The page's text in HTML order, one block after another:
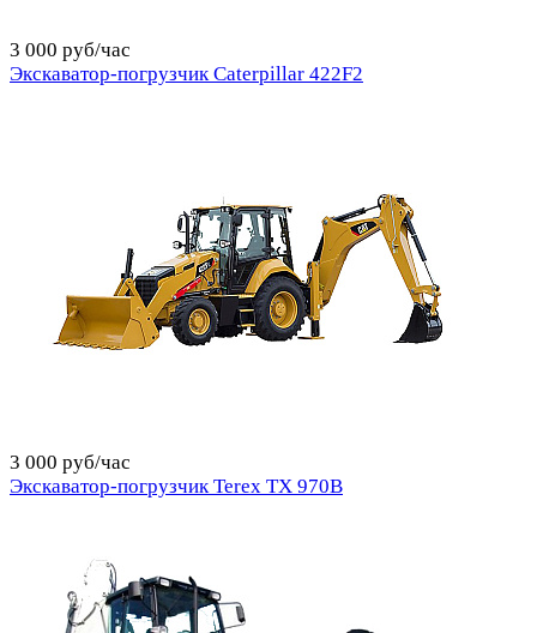
3 000 руб/час
Экскаватор-погрузчик Caterpillar 422F2
3 000 руб/час
Экскаватор-погрузчик Terex TX 970B